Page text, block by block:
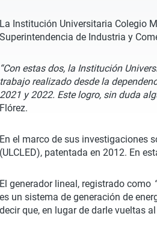
La Institución Universitaria Colegio
Superintendencia de Industria y
“Con estas dos, la Institución
trabajo realizado desde la
2021 y 2022. Este logro, sin duda
Flórez.
En el marco de sus investigaciones
(ULCLED), patentada en 2012. En
El generador lineal, registrado como
es un sistema de generación de
decir que, en lugar de darle vueltas